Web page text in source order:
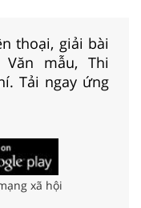
thoại, giải bài
Văn mẫu, Thi
Tải ngay ứng
xã hội